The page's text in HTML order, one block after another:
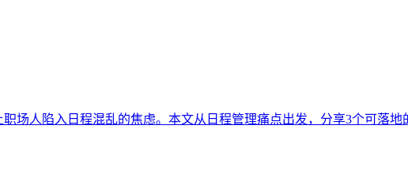
场人陷入日程混乱的焦虑。本文从日程管理痛点出发，分享3个可落